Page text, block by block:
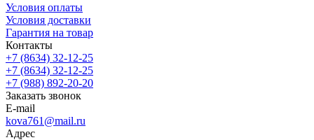
Условия оплаты
Условия доставки
Гарантия на товар
Контакты
+7 (8634) 32-12-25
+7 (8634) 32-12-25
+7 (988) 892-20-20
Заказать звонок
E-mail
kova761@mail.ru
Адрес